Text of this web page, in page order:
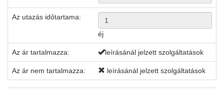
Az utazás időtartama:
éj
Az ár tartalmazza: leírásánál jelzett szolgáltatások
Az ár nem tartalmazza: leírásánál jelzett szolgáltatások